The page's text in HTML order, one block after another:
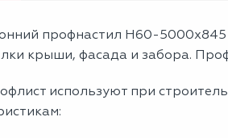
профнастил Н60-
крыши, фасада и забора.
используют при